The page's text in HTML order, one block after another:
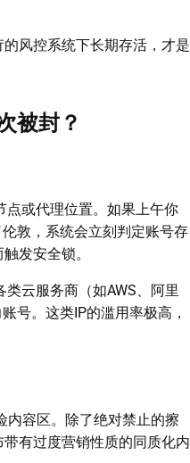
风控系统下长期存活，才是
被封？
点或代理位置。如果上午你
敦，系统会立刻判定账号存
发安全锁。
类云服务商（如AWS、阿里
号。这类IP的滥用率极高，
内容区。除了绝对禁止的擦
有过度营销性质的同质化内